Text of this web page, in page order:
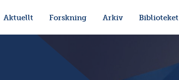
Aktuellt Forskning Arkiv Biblioteket